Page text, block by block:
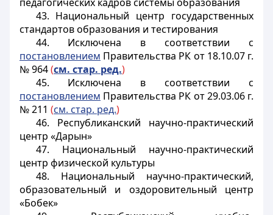
43. Национальный центр государственных
стандартов образования и тестирования
44. Исключена в соответствии с
постановлением Правительства РК от 18.10.07 г.
№ 964(см. стар. ред.)
45. Исключена в соответствии с
постановлением Правительства РК от 29.03.06 г.
№ 211 (см. стар. ред.)
46. Республиканский научно-практический
центр «Дарын»
47. Национальный научно-практический
центр физической культуры
48. Национальный научно-практический,
образовательный и оздоровительный центр
«Бобек»